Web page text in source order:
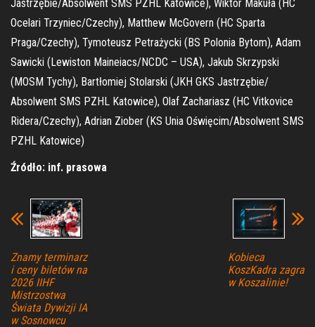
Jastrzębie/Absolwent SMS PZHL Katowice), Wiktor Makuła (HC
Ocelari Trzyniec/Czechy), Matthew McGovern (HC Sparta
Praga/Czechy), Tymoteusz Petrażycki (BS Polonia Bytom), Adam
Sawicki (Lewiston Maineiacs/NCDC – USA), Jakub Skrzypski
(MOSM Tychy), Bartłomiej Stolarski (JKH GKS Jastrzębie/
Absolwent SMS PZHL Katowice), Olaf Zachariasz (HC Vitkovice
Ridera/Czechy), Adrian Ziober (KS Unia Oświęcim/Absolwent SMS
PZHL Katowice)
Źródło: inf. prasowa
Znamy terminarz
i ceny biletów na
2026 IIHF
Mistrzostwa
Świata Dywizji IA
w Sosnowcu
Kobieca
KoszKadra zagra
w Koszalinie!